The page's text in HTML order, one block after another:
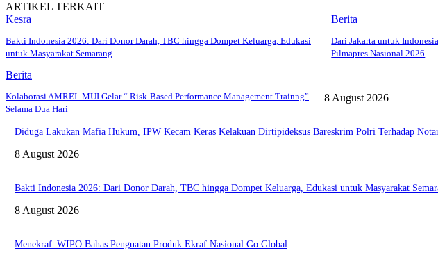
ARTIKEL TERKAIT
Kesra
Bakti Indonesia 2026: Dari Donor Darah, TBC hingga Dompet Keluarga, Edukasi
untuk Masyarakat Semarang
Berita
Dari Jakarta untuk
Pilmapres Nasional 2026
Berita
Kolaborasi AMREI- MUI Gelar “ Risk-Based Performance Management Trainng”
Selama Dua Hari
8 August 2026
Diduga Lakukan Mafia Hukum, IPW Kecam Keras Kelakuan Dirtipideksus Bareskrim Polri Terhadap
8 August 2026
Bakti Indonesia 2026: Dari Donor Darah, TBC hingga Dompet Keluarga, Edukasi untuk Masyarakat
8 August 2026
Menekraf–WIPO Bahas Penguatan Produk Ekraf Nasional Go Global